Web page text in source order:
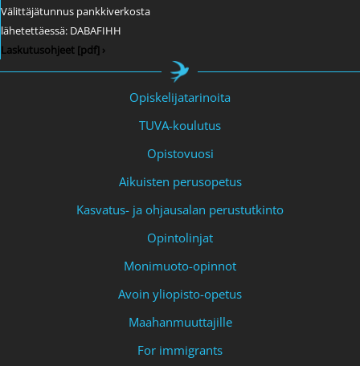
Välittäjätunnus pankkiverkosta
lähetettäessä: DABAFIHH
Laskutusohjeet [pdf] ›
Opiskelijatarinoita
TUVA-koulutus
Opistovuosi
Aikuisten perusopetus
Kasvatus- ja ohjausalan perustutkinto
Opintolinjat
Monimuoto-opinnot
Avoin yliopisto-opetus
Maahanmuuttajille
For immigrants